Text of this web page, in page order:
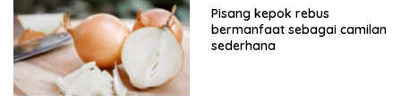
Pisang kepok rebus
bermanfaat sebagai camilan
sederhana